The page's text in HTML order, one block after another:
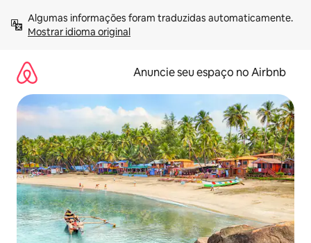
para
Mostrar idioma original
Anuncie seu espaço no Airbnb